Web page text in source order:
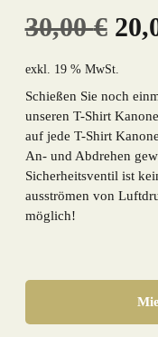
30,00€
Preis
exkl. 19 % MwSt.
Schießen Sie noch
unseren T-Shirt
auf jede T-Shirt
An- und Abdrehen
Sicherheitsventil ist
ausströmen von
möglich!